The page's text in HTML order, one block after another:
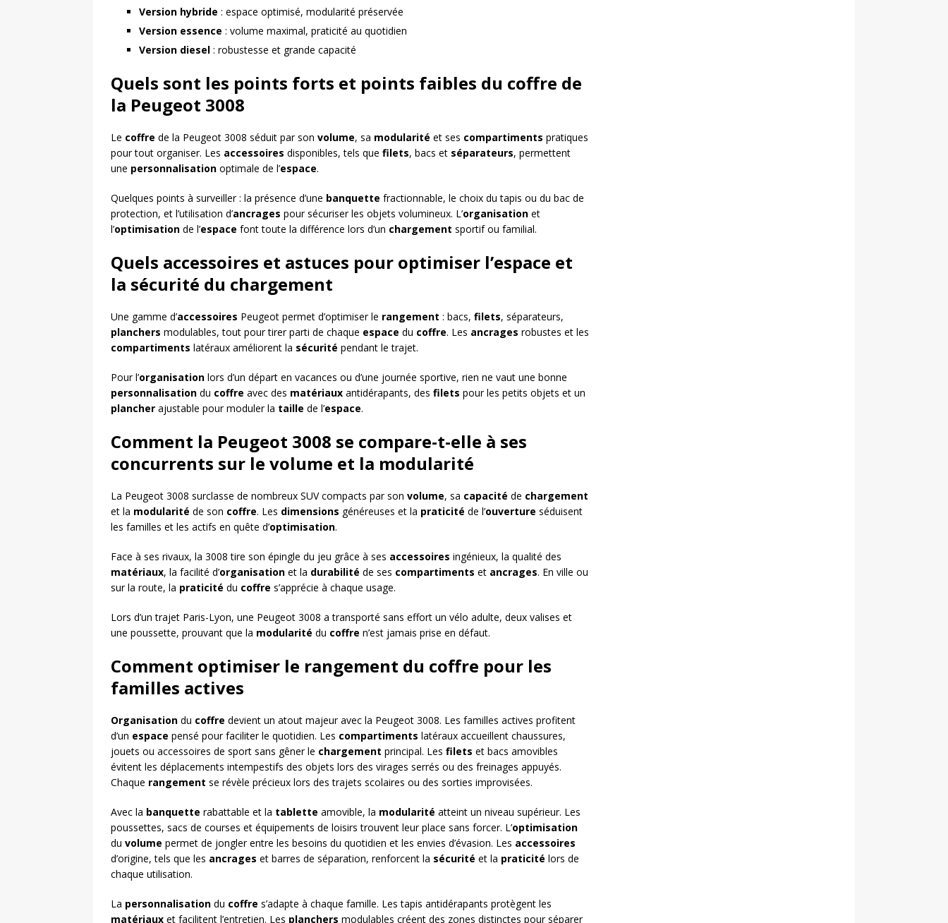
Version hybride : espace optimisé, modularité préservée
Version essence : volume maximal, praticité au quotidien
Version diesel : robustesse et grande capacité
Quels sont les points forts et points faibles du coffre de
la Peugeot 3008
Le coffre de la Peugeot 3008 séduit par son volume, sa modularité et ses compartiments pratiques
pour tout organiser. Les accessoires disponibles, tels que filets, bacs et séparateurs, permettent
une personnalisation optimale de l’espace.
Quelques points à surveiller : la présence d’une banquette fractionnable, le choix du tapis ou du bac de
protection, et l’utilisation d’ancrages pour sécuriser les objets volumineux. L’organisation et
l’optimisation de l’espace font toute la différence lors d’un chargement sportif ou familial.
Quels accessoires et astuces pour optimiser l’espace et
la sécurité du chargement
Une gamme d’accessoires Peugeot permet d’optimiser le rangement : bacs, filets, séparateurs,
planchers modulables, tout pour tirer parti de chaque espace du coffre. Les ancrages robustes et les
compartiments latéraux améliorent la sécurité pendant le trajet.
Pour l’organisation lors d’un départ en vacances ou d’une journée sportive, rien ne vaut une bonne
personnalisation du coffre avec des matériaux antidérapants, des filets pour les petits objets et un
plancher ajustable pour moduler la taille de l’espace.
Comment la Peugeot 3008 se compare-t-elle à ses
concurrents sur le volume et la modularité
La Peugeot 3008 surclasse de nombreux SUV compacts par son volume, sa capacité de chargement
et la modularité de son coffre. Les dimensions généreuses et la praticité de l’ouverture séduisent
les familles et les actifs en quête d’optimisation.
Face à ses rivaux, la 3008 tire son épingle du jeu grâce à ses accessoires ingénieux, la qualité des
matériaux, la facilité d’organisation et la durabilité de ses compartiments et ancrages. En ville ou
sur la route, la praticité du coffre s’apprécie à chaque usage.
Lors d’un trajet Paris-Lyon, une Peugeot 3008 a transporté sans effort un vélo adulte, deux valises et
une poussette, prouvant que la modularité du coffre n’est jamais prise en défaut.
Comment optimiser le rangement du coffre pour les
familles actives
Organisation du coffre devient un atout majeur avec la Peugeot 3008. Les familles actives profitent
d’un espace pensé pour faciliter le quotidien. Les compartiments latéraux accueillent chaussures,
jouets ou accessoires de sport sans gêner le chargement principal. Les filets et bacs amovibles
évitent les déplacements intempestifs des objets lors des virages serrés ou des freinages appuyés.
Chaque rangement se révèle précieux lors des trajets scolaires ou des sorties improvisées.
Avec la banquette rabattable et la tablette amovible, la modularité atteint un niveau supérieur. Les
poussettes, sacs de courses et équipements de loisirs trouvent leur place sans forcer. L’optimisation
du volume permet de jongler entre les besoins du quotidien et les envies d’évasion. Les accessoires
d’origine, tels que les ancrages et barres de séparation, renforcent la sécurité et la praticité lors de
chaque utilisation.
La personnalisation du coffre s’adapte à chaque famille. Les tapis antidérapants protègent les
matériaux et facilitent l’entretien. Les planchers modulables créent des zones distinctes pour séparer